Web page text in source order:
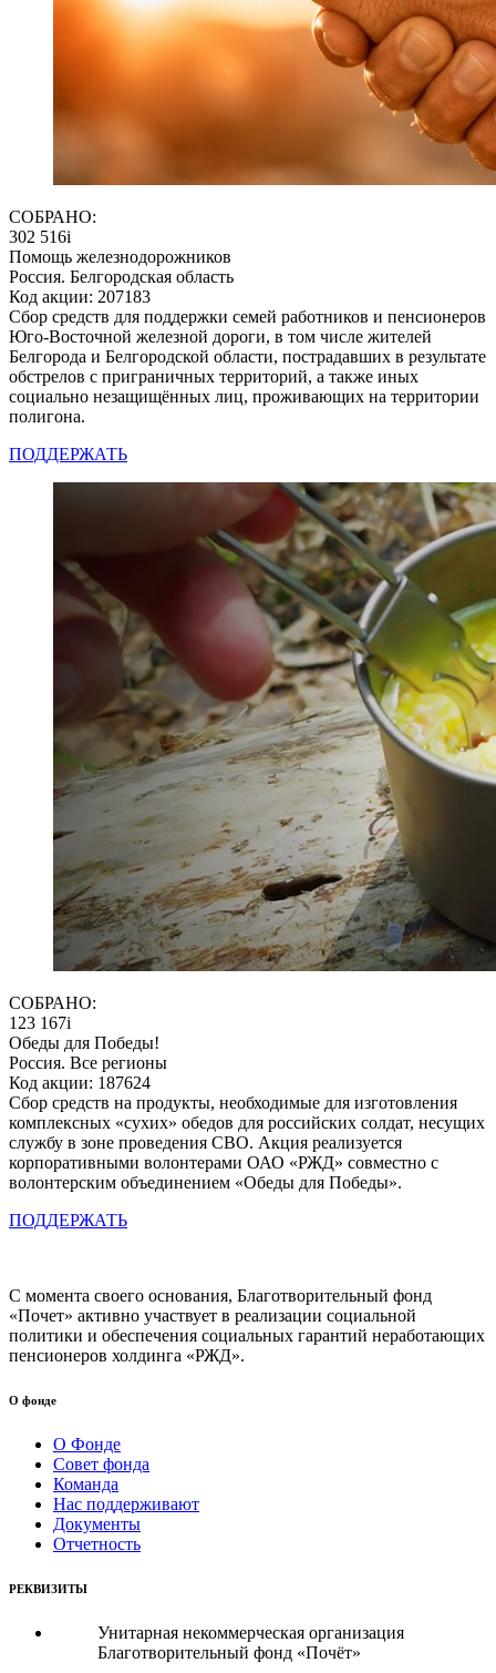
СОБРАНО:
302 516i
Помощь железнодорожников
Россия. Белгородская область
Код акции: 207183
Сбор средств для поддержки семей работников и пенсионеров
Юго-Восточной железной дороги, в том числе жителей
Белгорода и Белгородской области, пострадавших в результате
обстрелов с приграничных территорий, а также иных
социально незащищённых лиц, проживающих на территории
полигона.
ПОДДЕРЖАТЬ
СОБРАНО:
123 167i
Обеды для Победы!
Россия. Все регионы
Код акции: 187624
Сбор средств на продукты, необходимые для изготовления
комплексных «сухих» обедов для российских солдат, несущих
службу в зоне проведения СВО. Акция реализуется
корпоративными волонтерами ОАО «РЖД» совместно с
волонтерским объединением «Обеды для Победы».
ПОДДЕРЖАТЬ
С момента своего основания, Благотворительный фонд
«Почет» активно участвует в реализации социальной
политики и обеспечения социальных гарантий неработающих
пенсионеров холдинга «РЖД».
О фонде
О Фонде
Совет фонда
Команда
Нас поддерживают
Документы
Отчетность
РЕКВИЗИТЫ
Унитарная некоммерческая организация
Благотворительный фонд «Почёт»